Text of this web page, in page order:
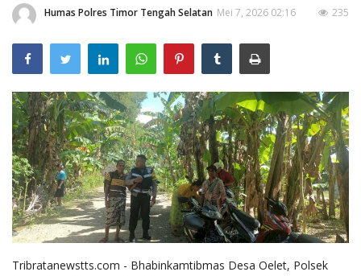
Lantas
Giat Ops
Polisi Kita
Jurnal Kamtibmas
Humas Polres Timor Tengah Selatan Mei 7, 2026 02:16 235
Tribratanewstts.com - Bhabinkamtibmas Desa Oelet, Polsek